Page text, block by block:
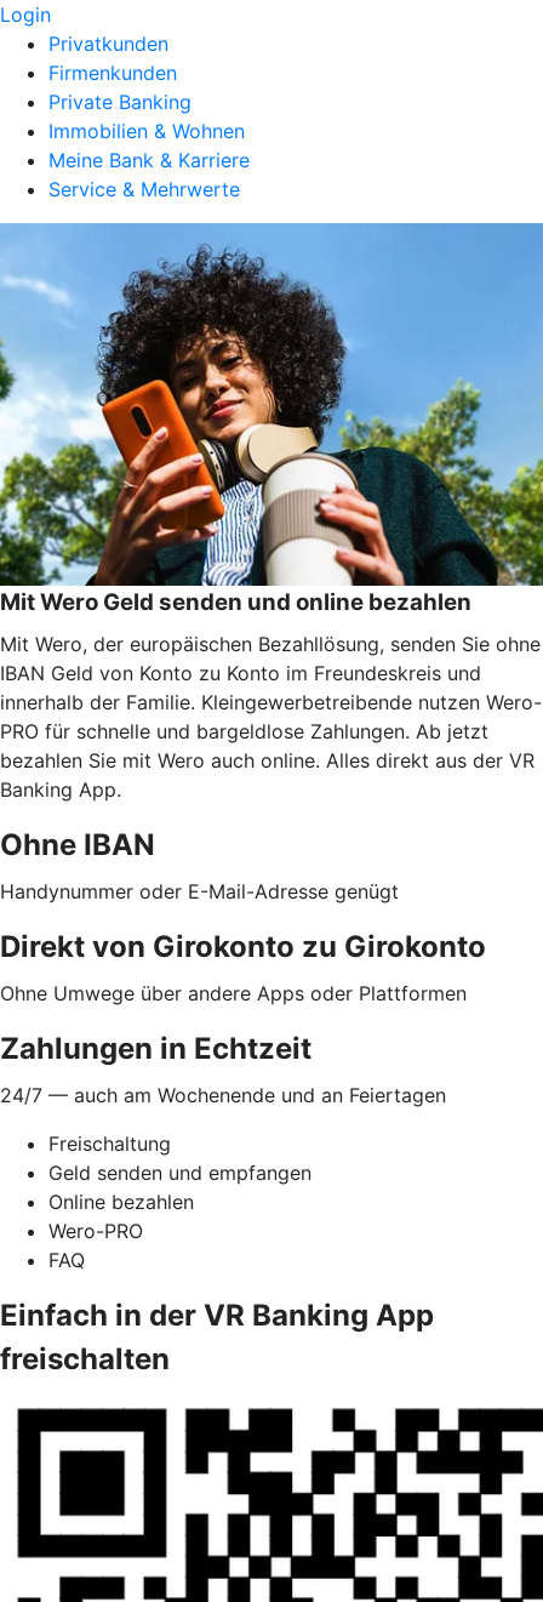
Login
Privatkunden
Firmenkunden
Private Banking
Immobilien & Wohnen
Meine Bank & Karriere
Service & Mehrwerte
Mit Wero Geld senden und online bezahlen
Mit Wero, der europäischen Bezahllösung, senden Sie ohne
IBAN Geld von Konto zu Konto im Freundeskreis und
innerhalb der Familie. Kleingewerbetreibende nutzen Wero-
PRO für schnelle und bargeldlose Zahlungen. Ab jetzt
bezahlen Sie mit Wero auch online. Alles direkt aus der VR
Banking App.
Ohne IBAN
Handynummer oder E-Mail-Adresse genügt
Direkt von Girokonto zu Girokonto
Ohne Umwege über andere Apps oder Plattformen
Zahlungen in Echtzeit
24/7 — auch am Wochenende und an Feiertagen
Freischaltung
Geld senden und empfangen
Online bezahlen
Wero-PRO
FAQ
Einfach in der VR Banking App
freischalten